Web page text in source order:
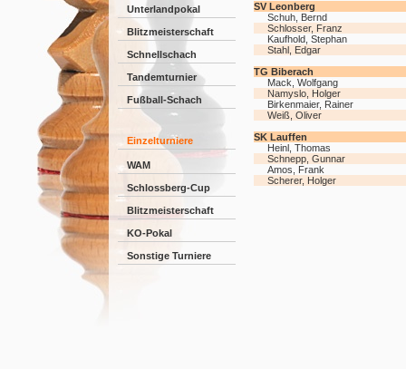
Unterlandpokal
Blitzmeisterschaft
Schnellschach
Tandemturnier
Fußball-Schach
Einzelturniere
WAM
Schlossberg-Cup
Blitzmeisterschaft
KO-Pokal
Sonstige Turniere
SV Leonberg
Schuh, Bernd
Schlosser, Franz
Kaufhold, Stephan
Stahl, Edgar
TG Biberach
Mack, Wolfgang
Namyslo, Holger
Birkenmaier, Rainer
Weiß, Oliver
SK Lauffen
Heinl, Thomas
Schnepp, Gunnar
Amos, Frank
Scherer, Holger